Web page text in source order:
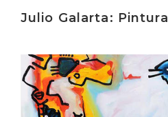
Julio Galarta: Pintura
Irakurri